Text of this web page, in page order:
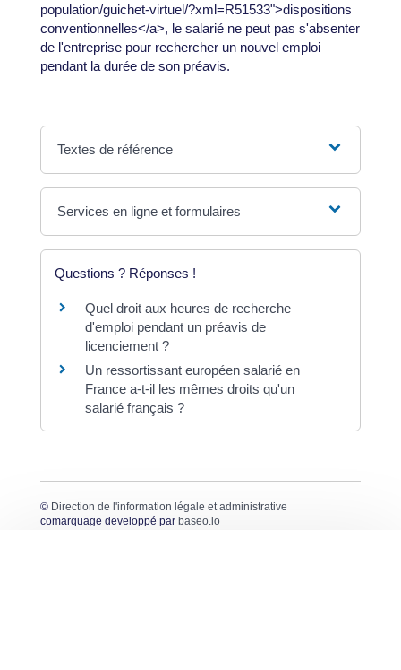
population/guichet-virtuel/?xml=R51533">dispositions
conventionnelles</a>, le salarié ne peut pas s'absenter
de l'entreprise pour rechercher un nouvel emploi
pendant la durée de son préavis.
Textes de référence
Services en ligne et formulaires
Questions ? Réponses !
Quel droit aux heures de recherche
d'emploi pendant un préavis de
licenciement ?
Un ressortissant européen salarié en
France a-t-il les mêmes droits qu'un
salarié français ?
© Direction de l'information légale et administrative
comarquage developpé par baseo.io